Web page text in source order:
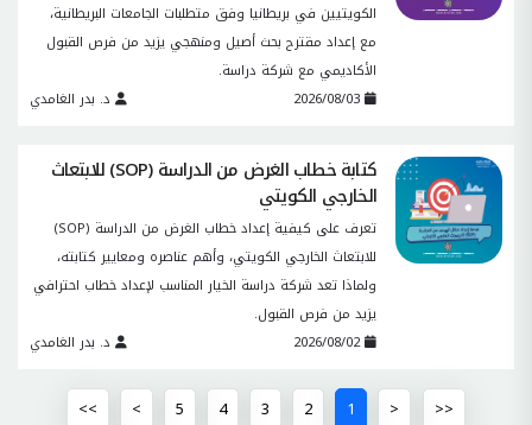
الكويتيين في بريطانيا وفق متطلبات الجامعات البريطانية،
مع إعداد مقترح بحث أصيل ومنهجي يزيد من فرص القبول
الأكاديمي مع شركة دراسة.
د. بدر الغامدي
كتابة خطاب الغرض من الدراسة (SOP) للابتعاث
الخارجي الكويتي
تعرف على كيفية إعداد خطاب الغرض من الدراسة (SOP)
للابتعاث الخارجي الكويتي، وأهم عناصره ومعايير كتابته،
ولماذا تعد شركة دراسة الخيار المناسب لإعداد خطاب احترافي
يزيد من فرص القبول.
2026/08/02
د. بدر الغامدي
<<
<
1
2
3
4
5
>
>>